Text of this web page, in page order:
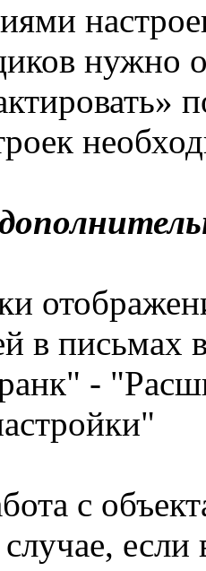
нужно
в письмах
-
с